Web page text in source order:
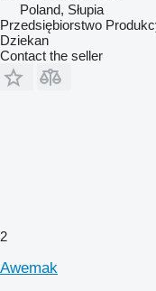
Poland, Słupia
Przedsiębiorstwo
Dziekan
Contact the seller
2
Awemak